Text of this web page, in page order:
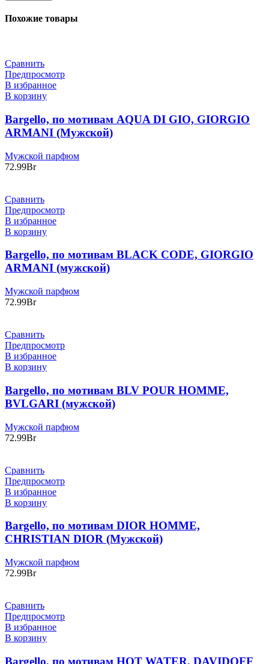
Похожие товары
Сравнить
Предпросмотр
В избранное
В корзину
Bargello, по мотивам AQUA DI GIO, GIORGIO
ARMANI (Мужской)
Мужской парфюм
72.99Br
Сравнить
Предпросмотр
В избранное
В корзину
Bargello, по мотивам BLACK CODE, GIORGIO
ARMANI (мужской)
Мужской парфюм
72.99Br
Сравнить
Предпросмотр
В избранное
В корзину
Bargello, по мотивам BLV POUR HOMME,
BVLGARI (мужской)
Мужской парфюм
72.99Br
Сравнить
Предпросмотр
В избранное
В корзину
Bargello, по мотивам DIOR HOMME,
CHRISTIAN DIOR (Мужской)
Мужской парфюм
72.99Br
Сравнить
Предпросмотр
В избранное
В корзину
Bargello, по мотивам HOT WATER, DAVIDOFF